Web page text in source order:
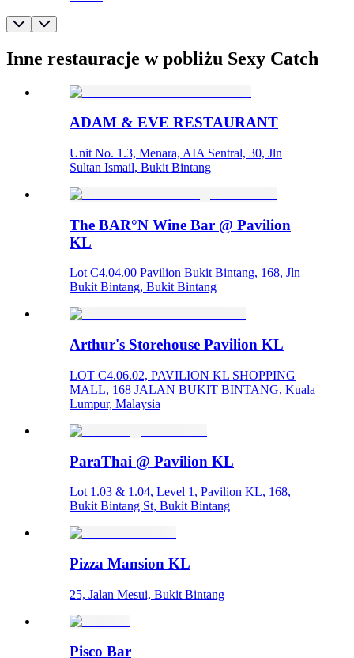
Inne restauracje w pobliżu Sexy Catch
ADAM & EVE RESTAURANT
Unit No. 1.3, Menara, AIA Sentral, 30, Jln
Sultan Ismail, Bukit Bintang
The BAR°N Wine Bar @ Pavilion
KL
Lot C4.04.00 Pavilion Bukit Bintang, 168, Jln
Bukit Bintang, Bukit Bintang
Arthur's Storehouse Pavilion KL
LOT C4.06.02, PAVILION KL SHOPPING
MALL, 168 JALAN BUKIT BINTANG, Kuala
Lumpur, Malaysia
ParaThai @ Pavilion KL
Lot 1.03 & 1.04, Level 1, Pavilion KL, 168,
Bukit Bintang St, Bukit Bintang
Pizza Mansion KL
25, Jalan Mesui, Bukit Bintang
Pisco Bar